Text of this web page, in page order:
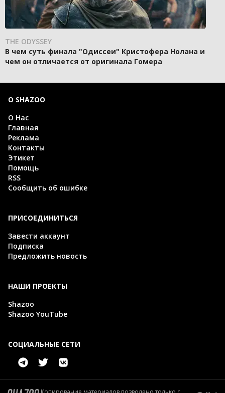
THE ODYSSEY
В чем суть финала "Одиссеи" Кристофера Нолана и
чем он отличается от оригинала Гомера
О SHAZOO
О Нас
Главная
Реклама
Контакты
Этикет
Помощь
RSS
Сообщить об ошибке
ПРИСОЕДИНИТЬСЯ
Завести аккаунт
Подписка
Предложить новость
НАШИ ПРОЕКТЫ
Shazoo
Shazoo YouTube
СОЦИАЛЬНЫЕ СЕТИ